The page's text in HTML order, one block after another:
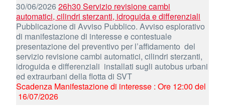
30/06/2026 26h30 Servizio revisione cambi
automatici, cilindri sterzanti, idroguida e differenziali
Pubblicazione di Avviso Pubblico. Avviso esplorativo
di manifestazione di interesse e contestuale
presentazione del preventivo per l’affidamento del
servizio revisione cambi automatici, cilindri sterzanti,
idroguida e differenziali installati sugli autobus urbani
ed extraurbani della flotta di SVT
Scadenza Manifestazione di interesse : Ore 12:00 del
16/07/2026